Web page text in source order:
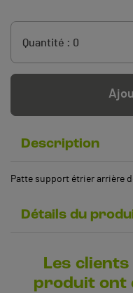
Description
Patte support étrier arrière
Détails du
Les
produit ont